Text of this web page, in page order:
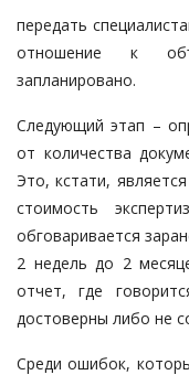
передать
отношение к
запланировано.
Следующий этап –
от количества
Это, кстати,
стоимость
обговаривается
2 недель до 2
отчет, где
достоверны либо не
Среди ошибок,